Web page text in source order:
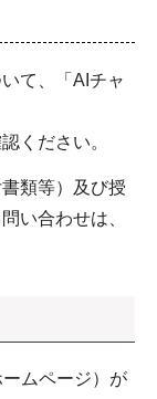
て、「AIチャ
ください。
類等）及び授
い合わせは、
ムページ）が